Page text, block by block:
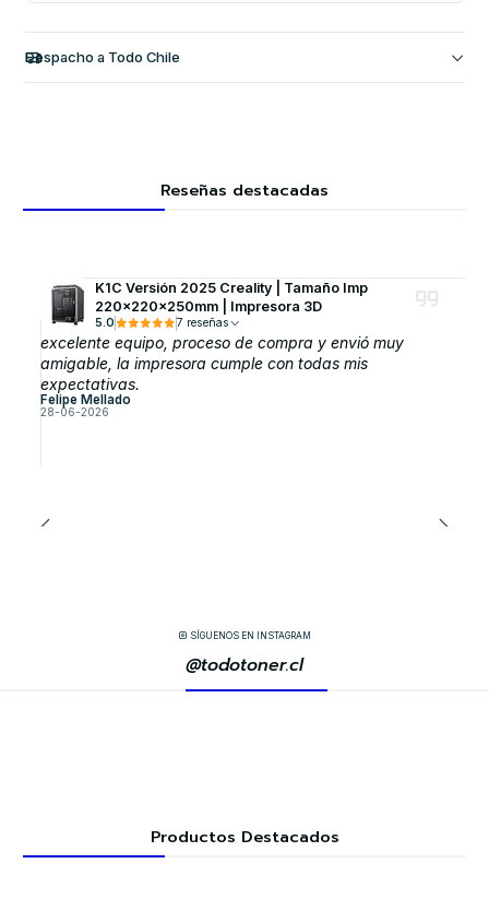
Despacho a Todo Chile
Reseñas destacadas
K1C Versión 2025 Creality | Tamaño Imp
220x220x250mm | Impresora 3D
5.0 7 reseñas
excelente equipo, proceso de compra y envió muy
amigable, la impresora cumple con todas mis
expectativas.
Felipe Mellado
28-06-2026
SÍGUENOS EN INSTAGRAM
@todotoner.cl
Productos Destacados